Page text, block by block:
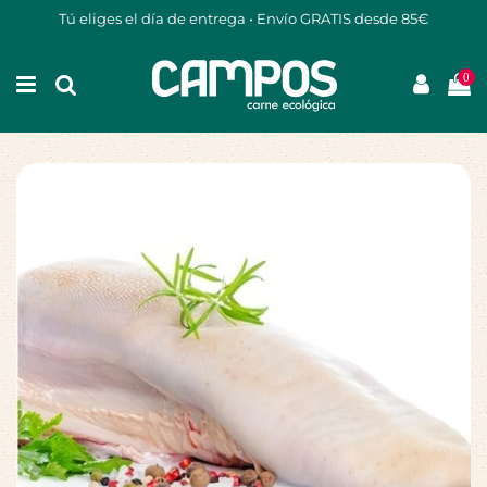
Tú eliges el día de entrega • Envío GRATIS desde 85€
0